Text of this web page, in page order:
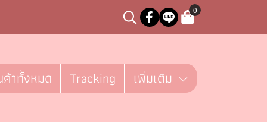
0
าทั้งหมด Tracking เพิ่มเติม